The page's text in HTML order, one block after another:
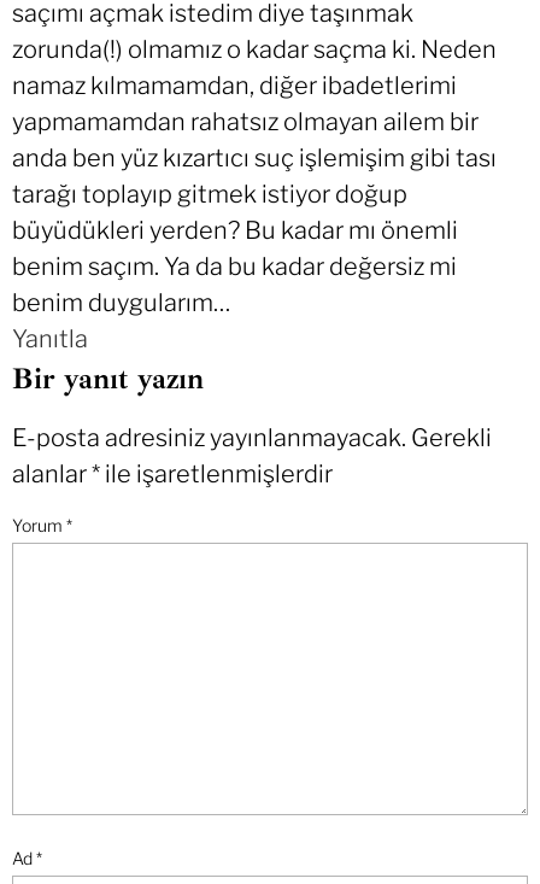
saçımı açmak istedim diye taşınmak
zorunda(!) olmamız o kadar saçma ki. Neden
namaz kılmamamdan, diğer ibadetlerimi
yapmamamdan rahatsız olmayan ailem bir
anda ben yüz kızartıcı suç işlemişim gibi tası
tarağı toplayıp gitmek istiyor doğup
büyüdükleri yerden? Bu kadar mı önemli
benim saçım. Ya da bu kadar değersiz mi
benim duygularım…
Yanıtla
Bir yanıt yazın
E-posta adresiniz yayınlanmayacak. Gerekli
alanlar* ile işaretlenmişlerdir
Yorum *
Ad*